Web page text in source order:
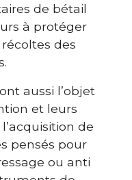
de bétail
à protéger
des
aussi l’objet
et leurs
de
pensés pour
ou anti